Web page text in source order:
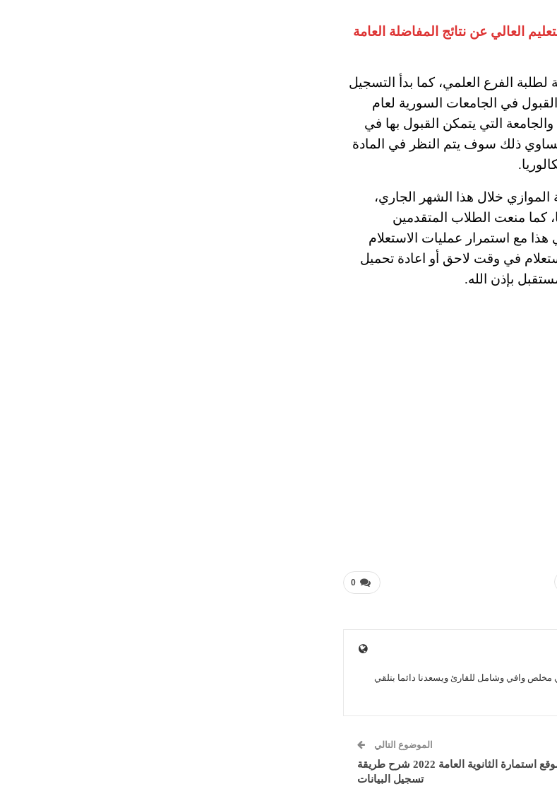
العالي عن نتائج المفاضلة العامة
الفرع العلمي، كما بدأ التسجيل
في الجامعات السورية لعام
والجامعة التي يتمكن القبول بها في
تساوي ذلك سوف يتم النظر في المادة
الموازي خلال هذا الشهر الجاري،
كما منعت الطلاب المتقدمين
، يأتي هذا مع استمرار عمليات الاستعلام
في وقت لاحق أو اعادة تحميل
بإذن الله.
0
وافي وشامل للقارئ ويسعدنا دائما بتلقي
الموضوع التالي
رابط موقع استمارة الثانوية العامة 2022 شرح طريقة
تسجيل البيانات